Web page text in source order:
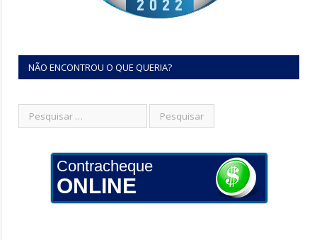
NÃO ENCONTROU O QUE QUERIA?
Contracheque
ONLINE